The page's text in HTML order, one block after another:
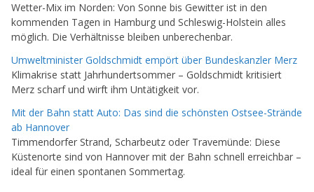
Wetter-Mix im Norden: Von Sonne bis Gewitter ist in den
kommenden Tagen in Hamburg und Schleswig-Holstein alles
möglich. Die Verhältnisse bleiben unberechenbar.
Umweltminister Goldschmidt empört über Bundeskanzler Merz
Klimakrise statt Jahrhundertsommer – Goldschmidt kritisiert
Merz scharf und wirft ihm Untätigkeit vor.
Mit der Bahn statt Auto: Das sind die schönsten Ostsee-Strände
ab Hannover
Timmendorfer Strand, Scharbeutz oder Travemünde: Diese
Küstenorte sind von Hannover mit der Bahn schnell erreichbar –
ideal für einen spontanen Sommertag.